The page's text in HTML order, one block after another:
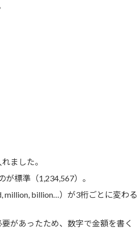
ました。
標準（1,234,567）。
million, billion…）が3桁ごとに変わる
があったため、数字で金額を書く